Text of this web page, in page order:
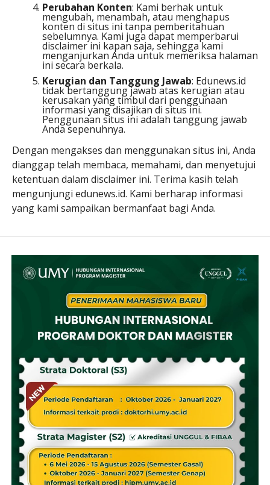
Perubahan Konten: Kami berhak untuk
mengubah, menambah, atau menghapus
konten di situs ini tanpa pemberitahuan
sebelumnya. Kami juga dapat memperbarui
disclaimer ini kapan saja, sehingga kami
menganjurkan Anda untuk memeriksa halaman
ini secara berkala.
Kerugian dan Tanggung Jawab: Edunews.id
tidak bertanggung jawab atas kerugian atau
kerusakan yang timbul dari penggunaan
informasi yang disajikan di situs ini.
Penggunaan situs ini adalah tanggung jawab
Anda sepenuhnya.
Dengan mengakses dan menggunakan situs ini, Anda
dianggap telah membaca, memahami, dan menyetujui
ketentuan dalam disclaimer ini. Terima kasih telah
mengunjungi edunews.id. Kami berharap informasi
yang kami sampaikan bermanfaat bagi Anda.